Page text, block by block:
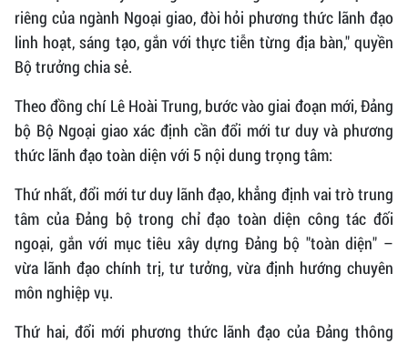
riêng của ngành Ngoại giao, đòi hỏi phương thức lãnh đạo
linh hoạt, sáng tạo, gắn với thực tiễn từng địa bàn," quyền
Bộ trưởng chia sẻ.
Theo đồng chí Lê Hoài Trung, bước vào giai đoạn mới, Đảng
bộ Bộ Ngoại giao xác định cần đổi mới tư duy và phương
thức lãnh đạo toàn diện với 5 nội dung trọng tâm:
Thứ nhất, đổi mới tư duy lãnh đạo, khẳng định vai trò trung
tâm của Đảng bộ trong chỉ đạo toàn diện công tác đối
ngoại, gắn với mục tiêu xây dựng Đảng bộ "toàn diện" –
vừa lãnh đạo chính trị, tư tưởng, vừa định hướng chuyên
môn nghiệp vụ.
Thứ hai, đổi mới phương thức lãnh đạo của Đảng thông